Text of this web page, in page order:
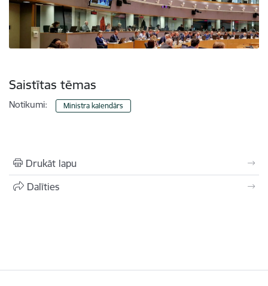
Saistītas tēmas
Notikumi: Ministra kalendārs
Drukāt lapu
Dalīties